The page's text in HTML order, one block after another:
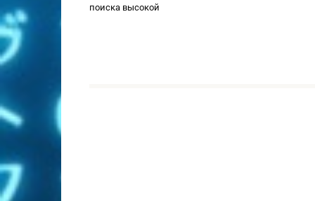
поиска высокой